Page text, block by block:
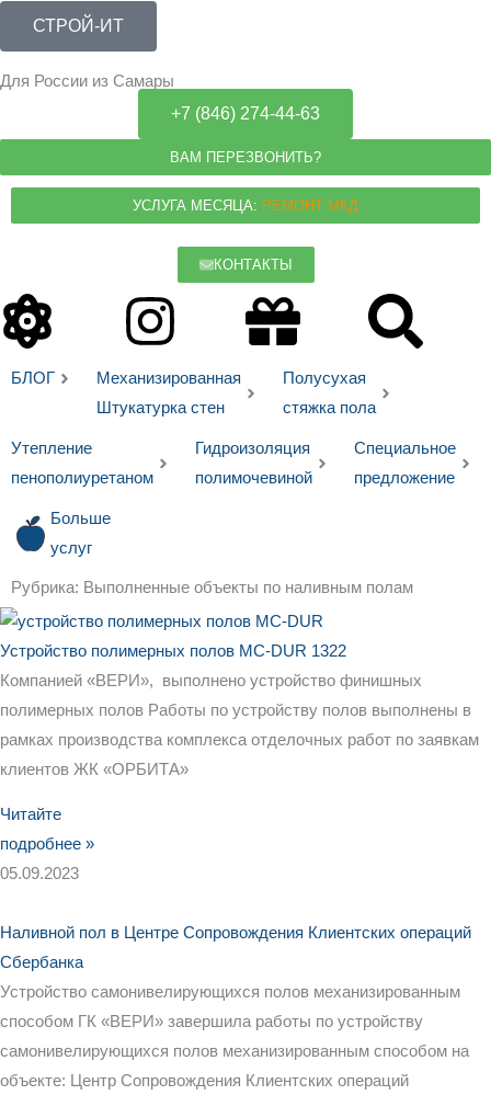
содержимому
СТРОЙ-ИТ
Для России из Самары
+7 (846) 274-44-63
ВАМ ПЕРЕЗВОНИТЬ?
УСЛУГА МЕСЯЦА: РЕМОНТ МКД
КОНТАКТЫ
БЛОГ
Механизированная
Штукатурка стен
Полусухая
стяжка пола
Утепление
пенополиуретаном
Гидроизоляция
полимочевиной
Специальное
предложение
Больше
услуг
AtomInstagram
Gift
Рубрика: Выполненные объекты по наливным полам
Устройство полимерных полов МС-DUR 1322
Компанией «ВЕРИ», выполнено устройство финишных
полимерных полов Работы по устройству полов выполнены в
рамках производства комплекса отделочных работ по заявкам
клиентов ЖК «ОРБИТА»
Читайте
подробнее »
05.09.2023
Наливной пол в Центре Сопровождения Клиентских операций
Сбербанка
Устройство самонивелирующихся полов механизированным
способом ГК «ВЕРИ» завершила работы по устройству
самонивелирующихся полов механизированным способом на
объекте: Центр Сопровождения Клиентских операций